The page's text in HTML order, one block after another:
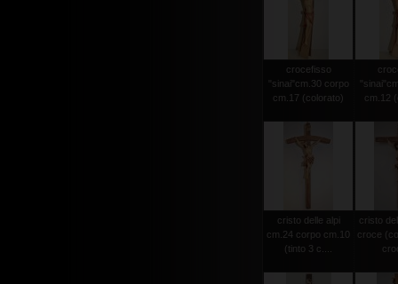
crocefisso
"sinai"cm.30 corpo
cm.17 (colorato)
cm.12
cristo delle alpi
cm.24 corpo cm.10
(tinto 3 c....
cristo
croce